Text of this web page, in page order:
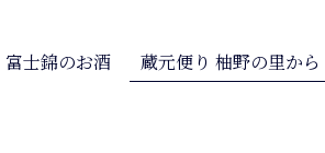
富士錦のお酒 蔵元便り 柚野の里から